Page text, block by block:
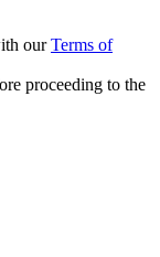
ourTerms of
proceeding to the